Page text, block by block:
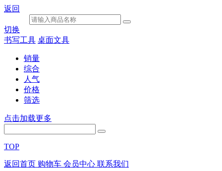
返回
切换
书写工具 桌面文具
销量
综合
人气
价格
筛选
点击加载更多
TOP
返回首页 购物车 会员中心 联系我们